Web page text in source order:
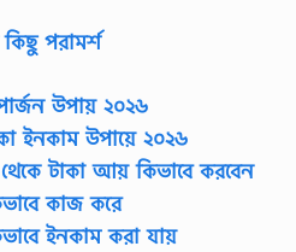
পরামর্শ
উপায় ২০২৬
ইনকাম উপায়ে ২০২৬
টাকা আয় কিভাবে করবেন
কাজ করে
ইনকাম করা যায়